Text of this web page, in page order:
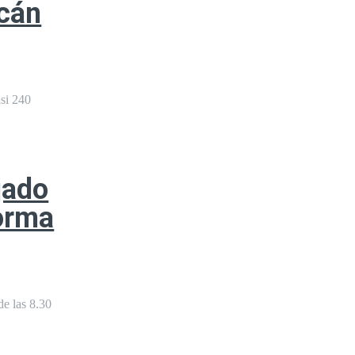
240
las 8.30